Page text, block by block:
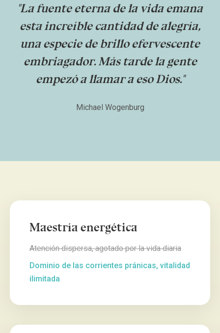
"La fuente eterna de la vida emana
esta increíble cantidad de alegría,
una especie de brillo efervescente
embriagador. Más tarde la gente
empezó a llamar a eso Dios."
Michael Wogenburg
Maestría energética
Atención dispersa, agotado por la vida diaria
Dominio de las corrientes pránicas, vitalidad
ilimitada